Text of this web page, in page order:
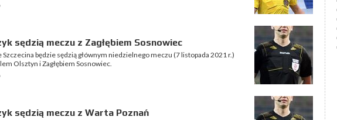
sędzią meczu z Zagłębiem Sosnowiec
będzie sędzią głównym niedzielnego meczu (7 listopada 2021 r.)
Olsztyn i Zagłębiem Sosnowiec.
sędzią meczu z Warta Poznań